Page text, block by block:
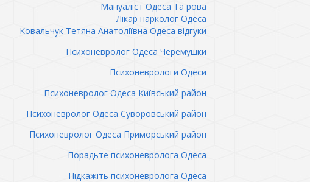
Мануаліст Одеса Таїрова
Лікар нарколог Одеса
Ковальчук Тетяна Анатоліївна Одеса відгуки
Психоневролог Одеса Черемушки
Психоневрологи Одеси
Психоневролог Одеса Київський район
Психоневролог Одеса Суворовський район
Психоневролог Одеса Приморський район
Порадьте психоневролога Одеса
Підкажіть психоневролога Одеса